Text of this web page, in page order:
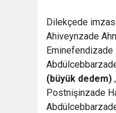
Dilekçede
Ahiveynzade
Eminefendizade
(büyük dedem)
Postnişinzade